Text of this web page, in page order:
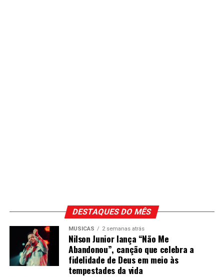
DESTAQUES DO MÊS
MÚSICAS 2 semanas atrás
Nilson Junior lança “Não Me
Abandonou”, canção que celebra a
fidelidade de Deus em meio às
tempestades da vida